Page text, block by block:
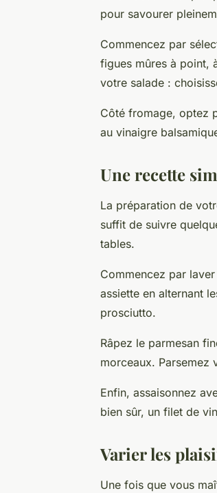
pour savourer
Commencez par
figues mûres à point,
votre salade :
Côté fromage, optez
au vinaigre
Une recette
La préparation de
suffit de suivre
tables.
Commencez par
assiette en alternant
prosciutto.
Râpez le parmesan
morceaux. Parsemez
Enfin, assaisonnez
bien sûr, un filet de
Varier les
Une fois que vous